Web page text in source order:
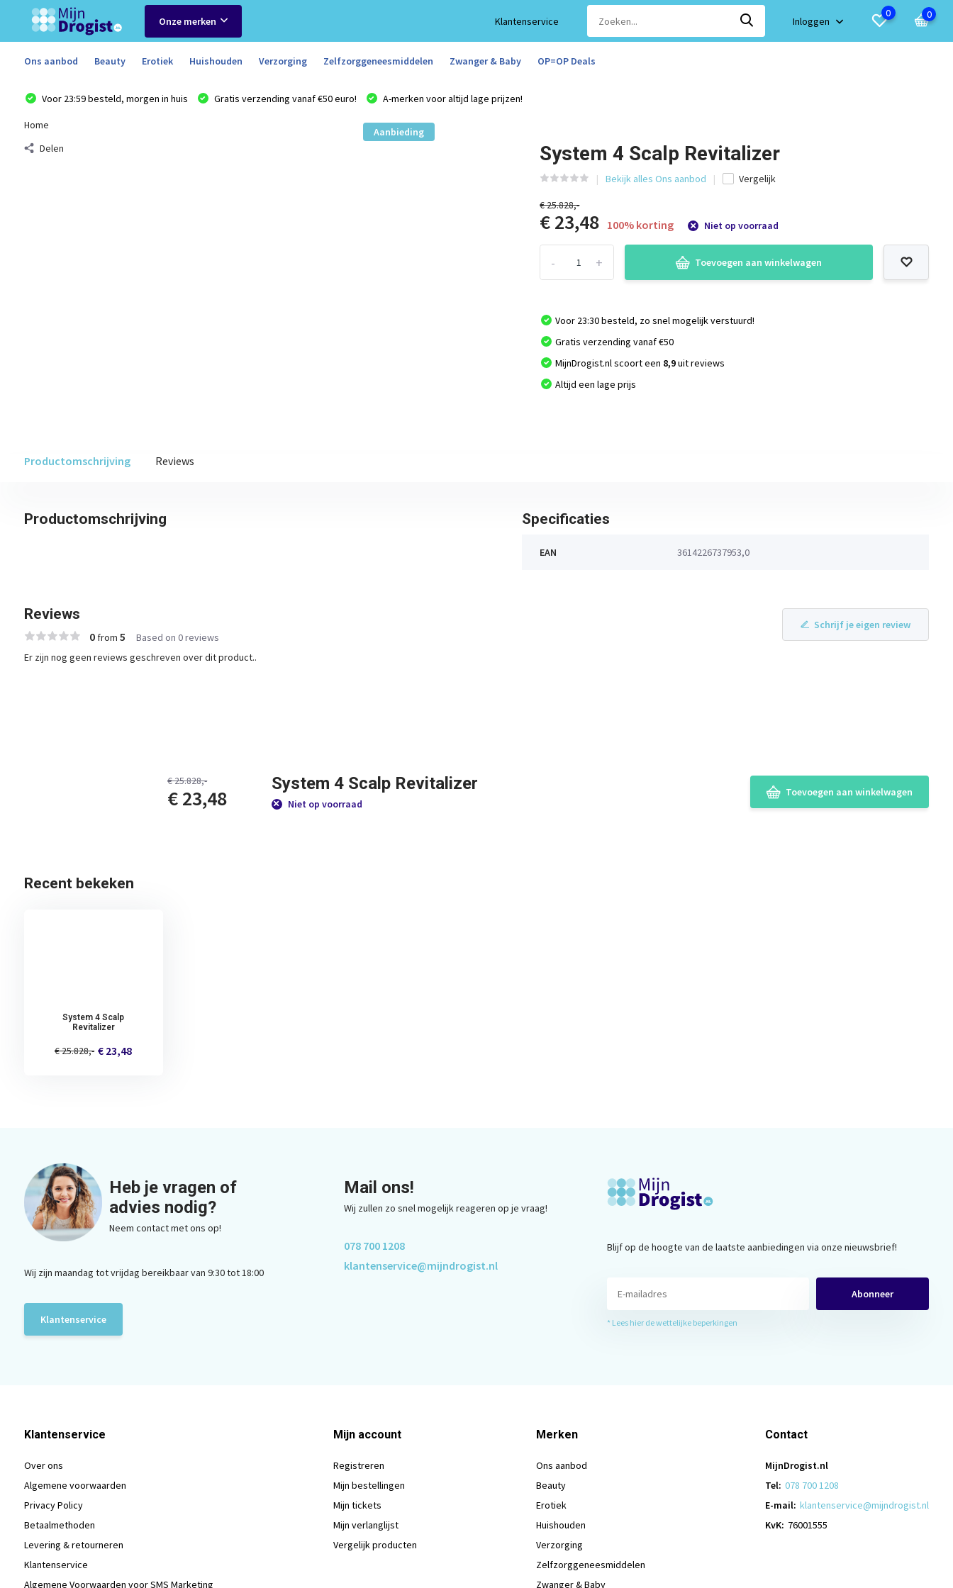
Onze merken Klantenservice Inloggen
0 0
Ons aanbod Beauty Erotiek Huishouden Verzorging Zelfzorggeneesmiddelen Zwanger & Baby OP=OP Deals
Voor 23:59 besteld, morgen in huis Gratis verzending vanaf €50 euro! A-merken voor altijd lage prijzen!
Home
Aanbieding
Delen
System 4 Scalp Revitalizer
Bekijk alles Ons aanbod Vergelijk
€ 25.828,-
€ 23,48 100% korting Niet op voorraad
+
- Toevoegen aan winkelwagen
Voor 23:30 besteld, zo snel mogelijk verstuurd!
Gratis verzending vanaf €50
MijnDrogist.nl scoort een 8,9uit reviews
Altijd een lage prijs
Productomschrijving Reviews
Productomschrijving Specificaties
EAN 3614226737953,0
Reviews
0from 5 Based on 0 reviews
Schrijf je eigen review
Er zijn nog geen reviews geschreven over dit product..
€ 25.828,-
€ 23,48
System 4 Scalp Revitalizer
Niet op voorraad
Toevoegen aan winkelwagen
Recent bekeken
System 4 Scalp
Revitalizer
€ 25.828,- € 23,48
Heb je vragen of
advies nodig?
Neem contact met ons op!
Wij zijn maandag tot vrijdag bereikbaar van 9:30 tot 18:00
Klantenservice
Mail ons!
Wij zullen zo snel mogelijk reageren op je vraag!
078 700 1208
klantenservice@mijndrogist.nl
Blijf op de hoogte van de laatste aanbiedingen via onze nieuwsbrief!
Abonneer
* Lees hier de wettelijke beperkingen
Klantenservice
Over ons
Algemene voorwaarden
Privacy Policy
Betaalmethoden
Levering & retourneren
Klantenservice
Algemene Voorwaarden voor SMS Marketing
Mijn account
Registreren
Mijn bestellingen
Mijn tickets
Mijn verlanglijst
Vergelijk producten
Merken
Ons aanbod
Beauty
Erotiek
Huishouden
Verzorging
Zelfzorggeneesmiddelen
Zwanger & Baby
Contact
MijnDrogist.nl
Tel: 078 700 1208
E-mail: klantenservice@mijndrogist.nl
KvK: 76001555